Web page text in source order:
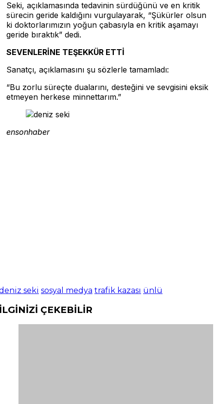
Seki, açıklamasında tedavinin sürdüğünü ve en kritik
sürecin geride kaldığını vurgulayarak, “Şükürler olsun
ki doktorlarımızın yoğun çabasıyla en kritik aşamayı
geride bıraktık” dedi.
SEVENLERİNE TEŞEKKÜR ETTİ
Sanatçı, açıklamasını şu sözlerle tamamladı:
“Bu zorlu süreçte dualarını, desteğini ve sevgisini eksik
etmeyen herkese minnettarım.”
ensonhaber
seki sosyal medya trafik kazası ünlü
ÇEKEBİLİR